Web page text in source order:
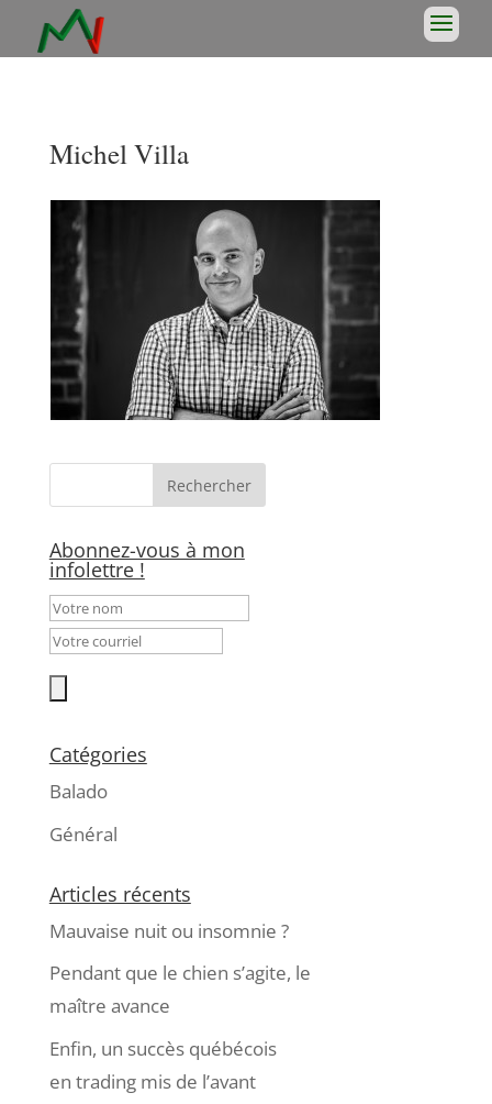
Michel Villa
Abonnez-vous à mon
infolettre !
Catégories
Balado
Général
Articles récents
Mauvaise nuit ou insomnie ?
Pendant que le chien s’agite, le
maître avance
Enfin, un succès québécois
en trading mis de l’avant